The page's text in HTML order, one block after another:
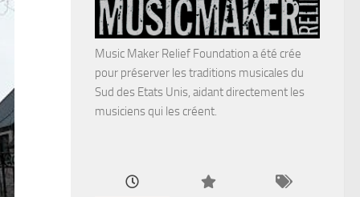
Music Maker Relief Foundation a été crée
pour préserver les traditions musicales du
Sud des Etats Unis, aidant directement les
musiciens qui les créent.